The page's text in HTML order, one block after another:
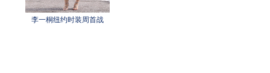
李一桐纽约时装周首战